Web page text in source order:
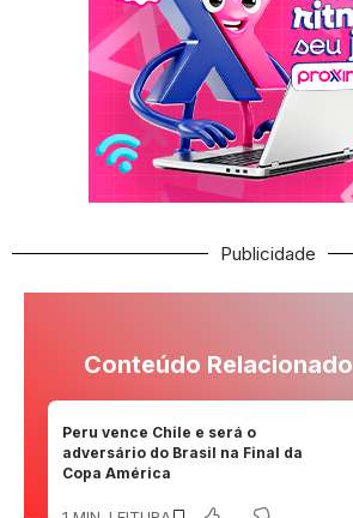
Publicidade
Conteúdo Relacionado
Peru vence Chile e será o
adversário do Brasil na Final da
Copa América